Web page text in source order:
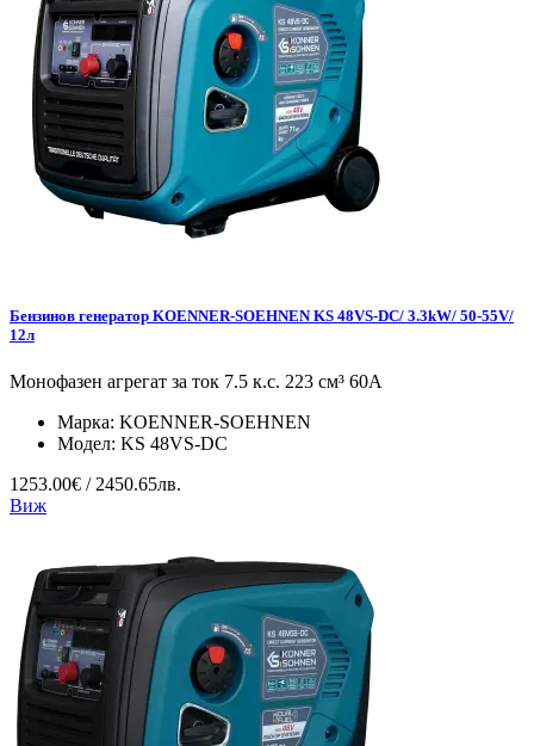
Бензинов генератор KOENNER-SOEHNEN KS 48VS-DC/ 3.3kW/ 50-55V/
12л
Монофазен агрегат за ток 7.5 к.с. 223 см³ 60А
Марка: KOENNER-SOEHNEN
Модел: KS 48VS-DC
1253.00€ / 2450.65лв.
Виж